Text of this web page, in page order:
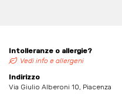
Intolleranze o allergie?
Vedi info e allergeni
Indirizzo
Via Giulio Alberoni 10, Piacenza